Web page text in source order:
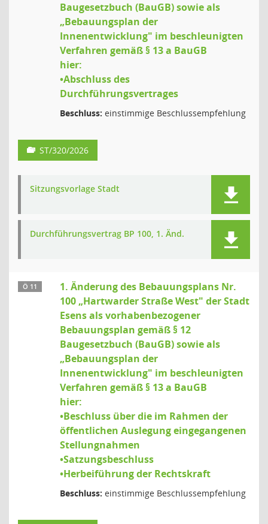
Baugesetzbuch (BauGB) sowie als
„Bebauungsplan der
Innenentwicklung" im beschleunigten
Verfahren gemäß § 13 a BauGB
hier:
•Abschluss des
Durchführungsvertrages
Beschluss: einstimmige Beschlussempfehlung
ST/320/2026
Sitzungsvorlage Stadt
Durchführungsvertrag BP 100, 1. Änd.
Ö 11
1. Änderung des Bebauungsplans Nr.
100 „Hartwarder Straße West" der Stadt
Esens als vorhabenbezogener
Bebauungsplan gemäß § 12
Baugesetzbuch (BauGB) sowie als
„Bebauungsplan der
Innenentwicklung" im beschleunigten
Verfahren gemäß § 13 a BauGB
hier:
•Beschluss über die im Rahmen der
öffentlichen Auslegung eingegangenen
Stellungnahmen
•Satzungsbeschluss
•Herbeiführung der Rechtskraft
Beschluss: einstimmige Beschlussempfehlung